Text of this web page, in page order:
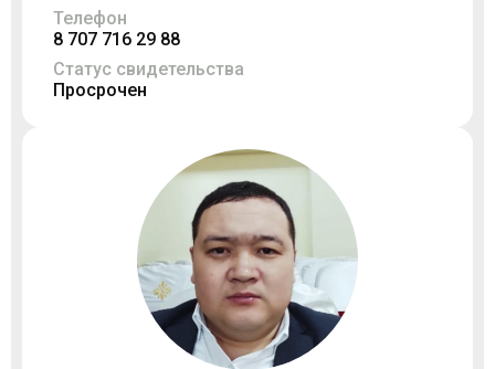
Телефон
8 707 716 29 88
Статус свидетельства
Просрочен